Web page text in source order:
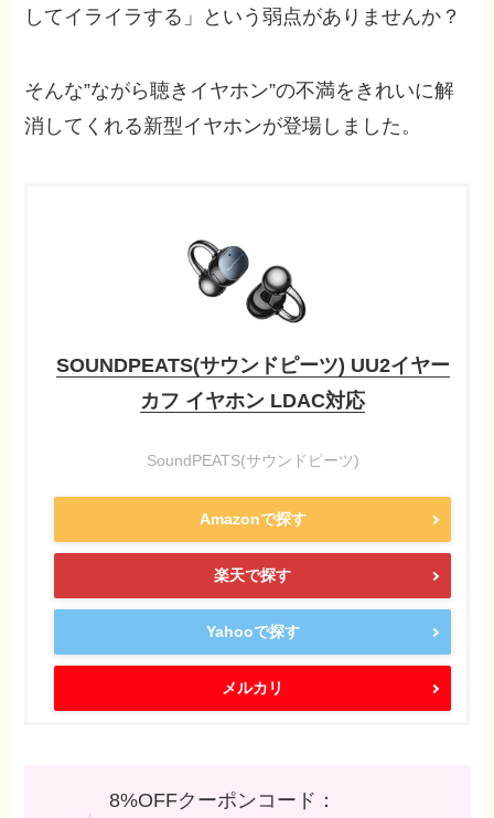
してイライラする」という弱点がありませんか？
そんな”ながら聴きイヤホン”の不満をきれいに解
消してくれる新型イヤホンが登場しました。
SOUNDPEATS(サウンドピーツ) UU2イヤー
カフ イヤホン LDAC対応
SoundPEATS(サウンドピーツ)
Amazonで探す
楽天で探す
Yahooで探す
メルカリ
8%OFFクーポンコード：